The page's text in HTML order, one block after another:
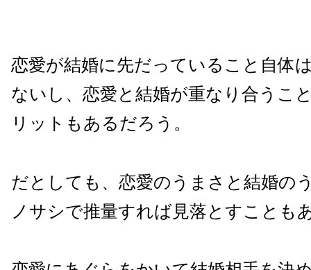
恋愛が結婚に先だっていること自体
ないし、恋愛と結婚が重なり合うこ
リットもあるだろう。
だとしても、恋愛のうまさと結婚の
ノサシで推量すれば見落とすことも